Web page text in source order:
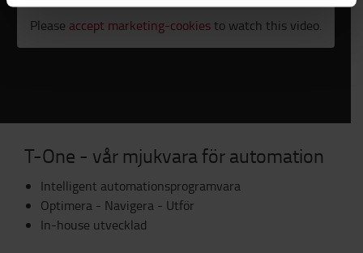
Please accept marketing-cookiesto watch this video.
T-One - vår mjukvara för automation
Intelligent automationsprogramvara
Optimera - Navigera - Utför
In-house utvecklad